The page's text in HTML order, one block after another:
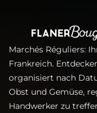
Marchés Réguliers:
Frankreich.
organisiert nach
Obst und Gemüse,
Handwerker zu